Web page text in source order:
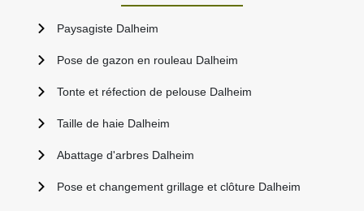
Paysagiste Dalheim
Pose de gazon en rouleau Dalheim
Tonte et réfection de pelouse Dalheim
Taille de haie Dalheim
Abattage d'arbres Dalheim
Pose et changement grillage et clôture Dalheim